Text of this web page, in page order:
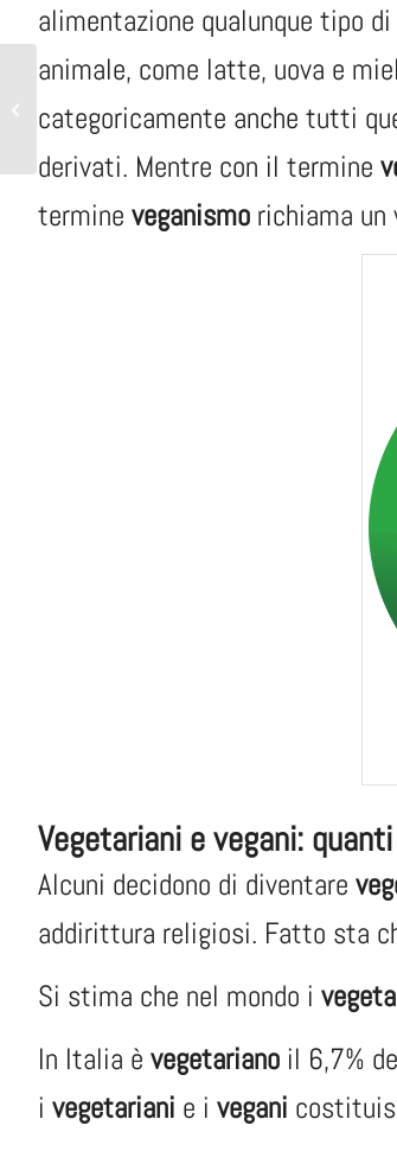
alimentazione qualunque tipo
animale, come latte, uova e
categoricamente anche tutti
derivati. Mentre con il termine
termine veganismo richiama
Vegetariani e vegani:
Alcuni decidono di diventare
addirittura religiosi. Fatto sta
Si stima che nel mondo i
In Italia è vegetariano il 6,7%
i vegetariani e i vegani
Colazione sana e nutriente
con Ojelly, certificata
Vegan OK